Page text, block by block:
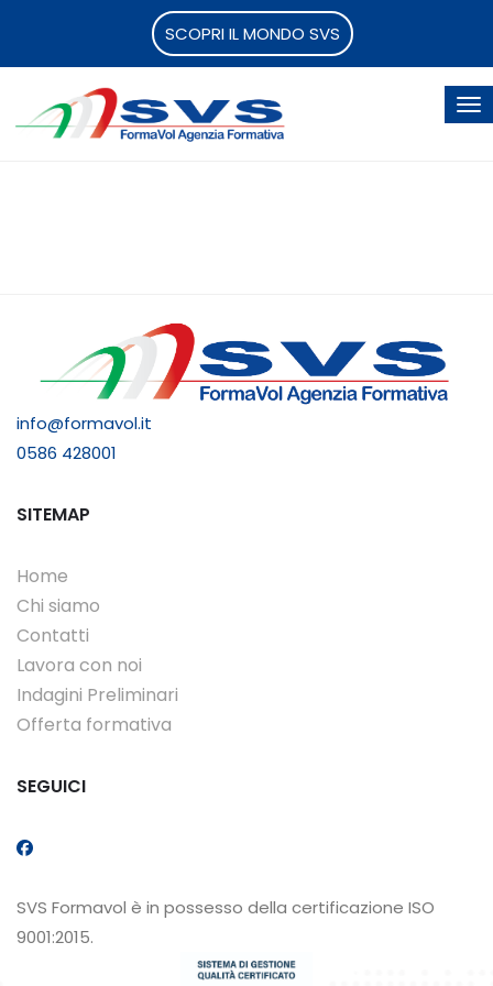
SCOPRI IL MONDO SVS
info@formavol.it
0586 428001
SITEMAP
Home
Chi siamo
Contatti
Lavora con noi
Indagini Preliminari
Offerta formativa
SEGUICI
SVS Formavol è in possesso della certificazione ISO
9001:2015.